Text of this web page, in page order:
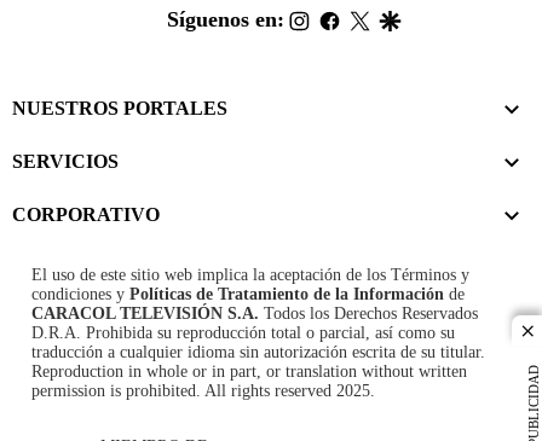
PUBLICIDAD
footer
Síguenos en: instagram
facebook
twitter
NUESTROS PORTALES
SERVICIOS
CORPORATIVO
El uso de este sitio web implica la aceptación de los Términos y
condiciones y Políticas de Tratamiento de la Información de
CARACOL TELEVISIÓN S.A. Todos los Derechos Reservados
D.R.A. Prohibida su reproducción total o parcial, así como su
traducción a cualquier idioma sin autorización escrita de su titular.
Reproduction in whole or in part, or translation without written
permission is prohibited. All rights reserved 2025.